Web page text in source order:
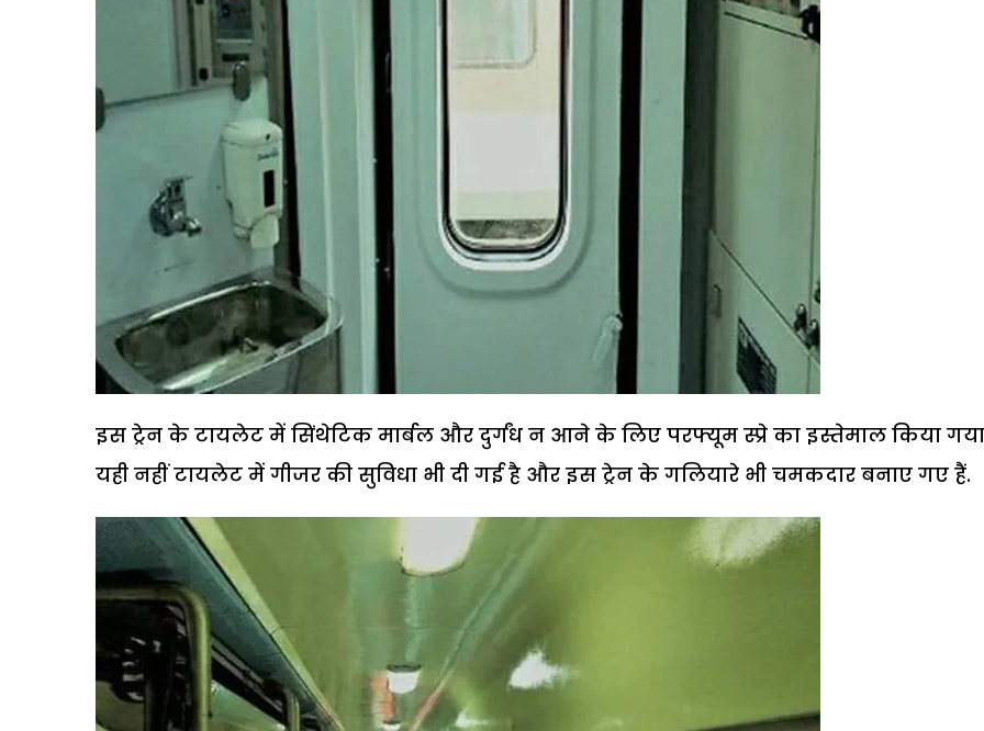
इस ट्रेन के टायलेट में सिंथेटिक मार्बल और दुर्गंध न आने के लिए परफ्यूम स्प्रे का इस्तेमाल किया
यही नहीं टायलेट में गीजर की सुविधा भी दी गई है और इस ट्रेन के गलियारे भी चमकदार बनाए गए हैं.